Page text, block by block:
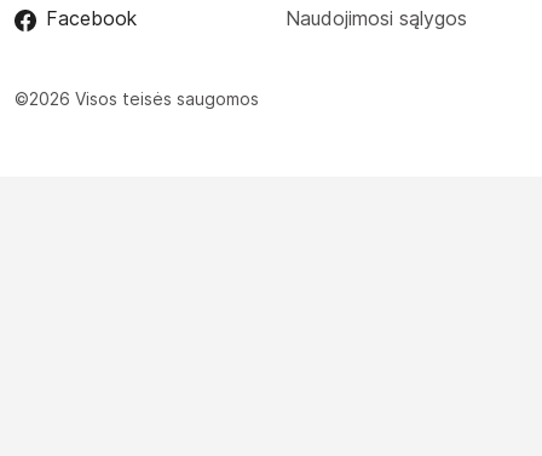
Facebook Naudojimosi sąlygos
©2026 Visos teisės saugomos